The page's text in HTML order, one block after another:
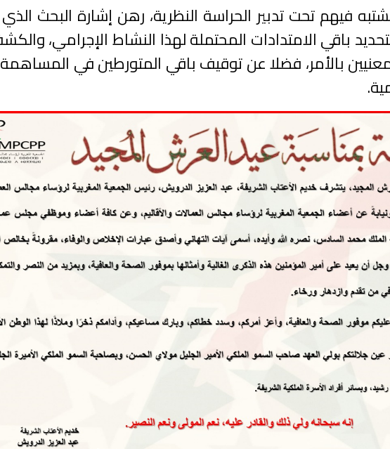
فيهم تحت تدبير الحراسة النظرية، رهن إشارة البحث
باقي الامتدادات المحتملة لهذا النشاط الإجرامي،
بالأمر، فضلا عن توقيف باقي المتورطين في